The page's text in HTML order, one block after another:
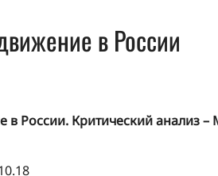
в России
в России. Критический анализ –